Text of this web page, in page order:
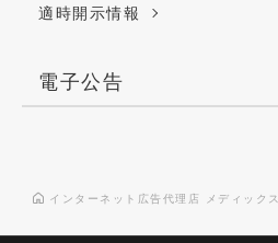
適時開示情報
電子公告
インターネット広告代理店 メディックス